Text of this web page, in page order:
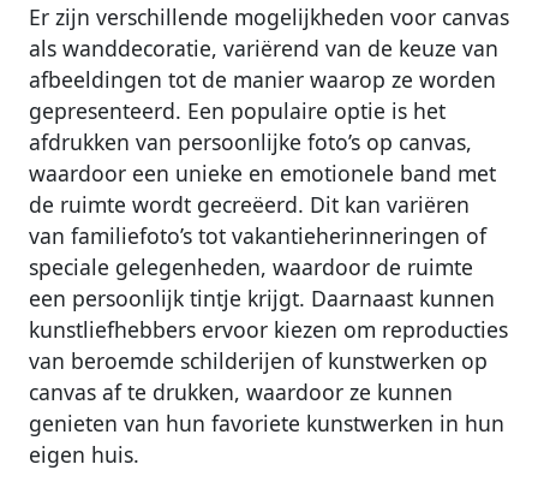
Er zijn verschillende mogelijkheden voor canvas
als wanddecoratie, variërend van de keuze van
afbeeldingen tot de manier waarop ze worden
gepresenteerd. Een populaire optie is het
afdrukken van persoonlijke foto’s op canvas,
waardoor een unieke en emotionele band met
de ruimte wordt gecreëerd. Dit kan variëren
van familiefoto’s tot vakantieherinneringen of
speciale gelegenheden, waardoor de ruimte
een persoonlijk tintje krijgt. Daarnaast kunnen
kunstliefhebbers ervoor kiezen om reproducties
van beroemde schilderijen of kunstwerken op
canvas af te drukken, waardoor ze kunnen
genieten van hun favoriete kunstwerken in hun
eigen huis.